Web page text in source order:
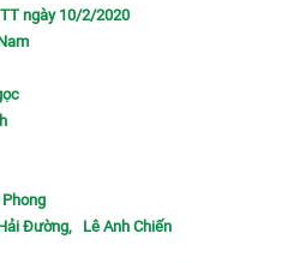
ngày 10/2/2020
Đường, Lê Anh Chiến